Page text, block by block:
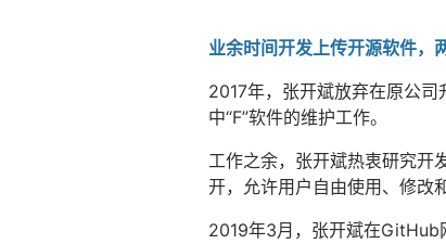
业余时间开发上传开源软件，
2017年，张开斌放弃在原公
中“F”软件的维护工作。
工作之余，张开斌热衷研究开
开，允许用户自由使用、修改
2019年3月，张开斌在GitHub